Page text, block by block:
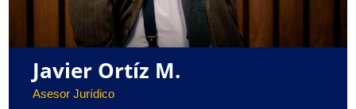
Javier Ortíz M.
Asesor Jurídico